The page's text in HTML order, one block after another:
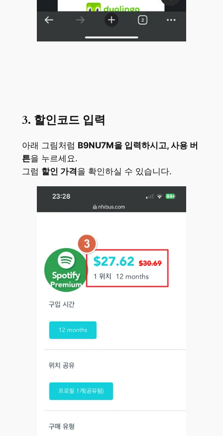
3. 할인코드 입력
아래 그림처럼 B9NU7M을 입력하시고, 사용 버
튼을 누르세요.
그럼 할인 가격을 확인하실 수 있습니다.